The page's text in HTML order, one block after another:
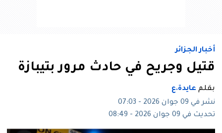
أخبار الجزائر
قتيل وجريح في حادث مرور بتيبازة
بقلم عايدة.ع
نشر في 09 جوان 2026 - 07:03
تحديث في 09 جوان 2026 - 08:49